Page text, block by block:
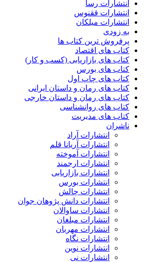
انتشارات رسا
انتشارات ققنوس
انتشارات میلکان
به زودی
پرفروش ترین کتاب ها
کتاب های اقتصاد
کتاب های بازاریابی (کسب و کار)
کتاب های بورس
کتاب های چاپ اول
کتاب های رمان و داستان ایرانی
کتاب های رمان و داستان خارجی
کتاب های روانشناسی
کتاب های مدیریت
ناشران
انتشارات آراد
انتشارات آریانا قلم
انتشارات آموخته
انتشارات ارجمند
انتشارات بازاریابی
انتشارات بورس
انتشارات چالش
انتشارات دانش پژوهان جوان
انتشارات ساوالان
انتشارات مبلغان
انتشارات مهربان
انتشارات نگاه
انتشارات نوین
انتشارات نی